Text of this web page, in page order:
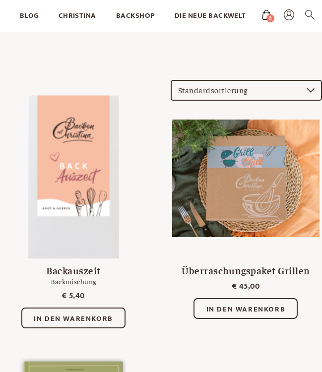
BLOG CHRISTINA BACKSHOP DIE NEUE BACKWELT 0
Backauszeit
Backmischung
€ 5,40
IN DEN WARENKORB
Überraschungspaket Grillen
€45,00
IN DEN WARENKORB